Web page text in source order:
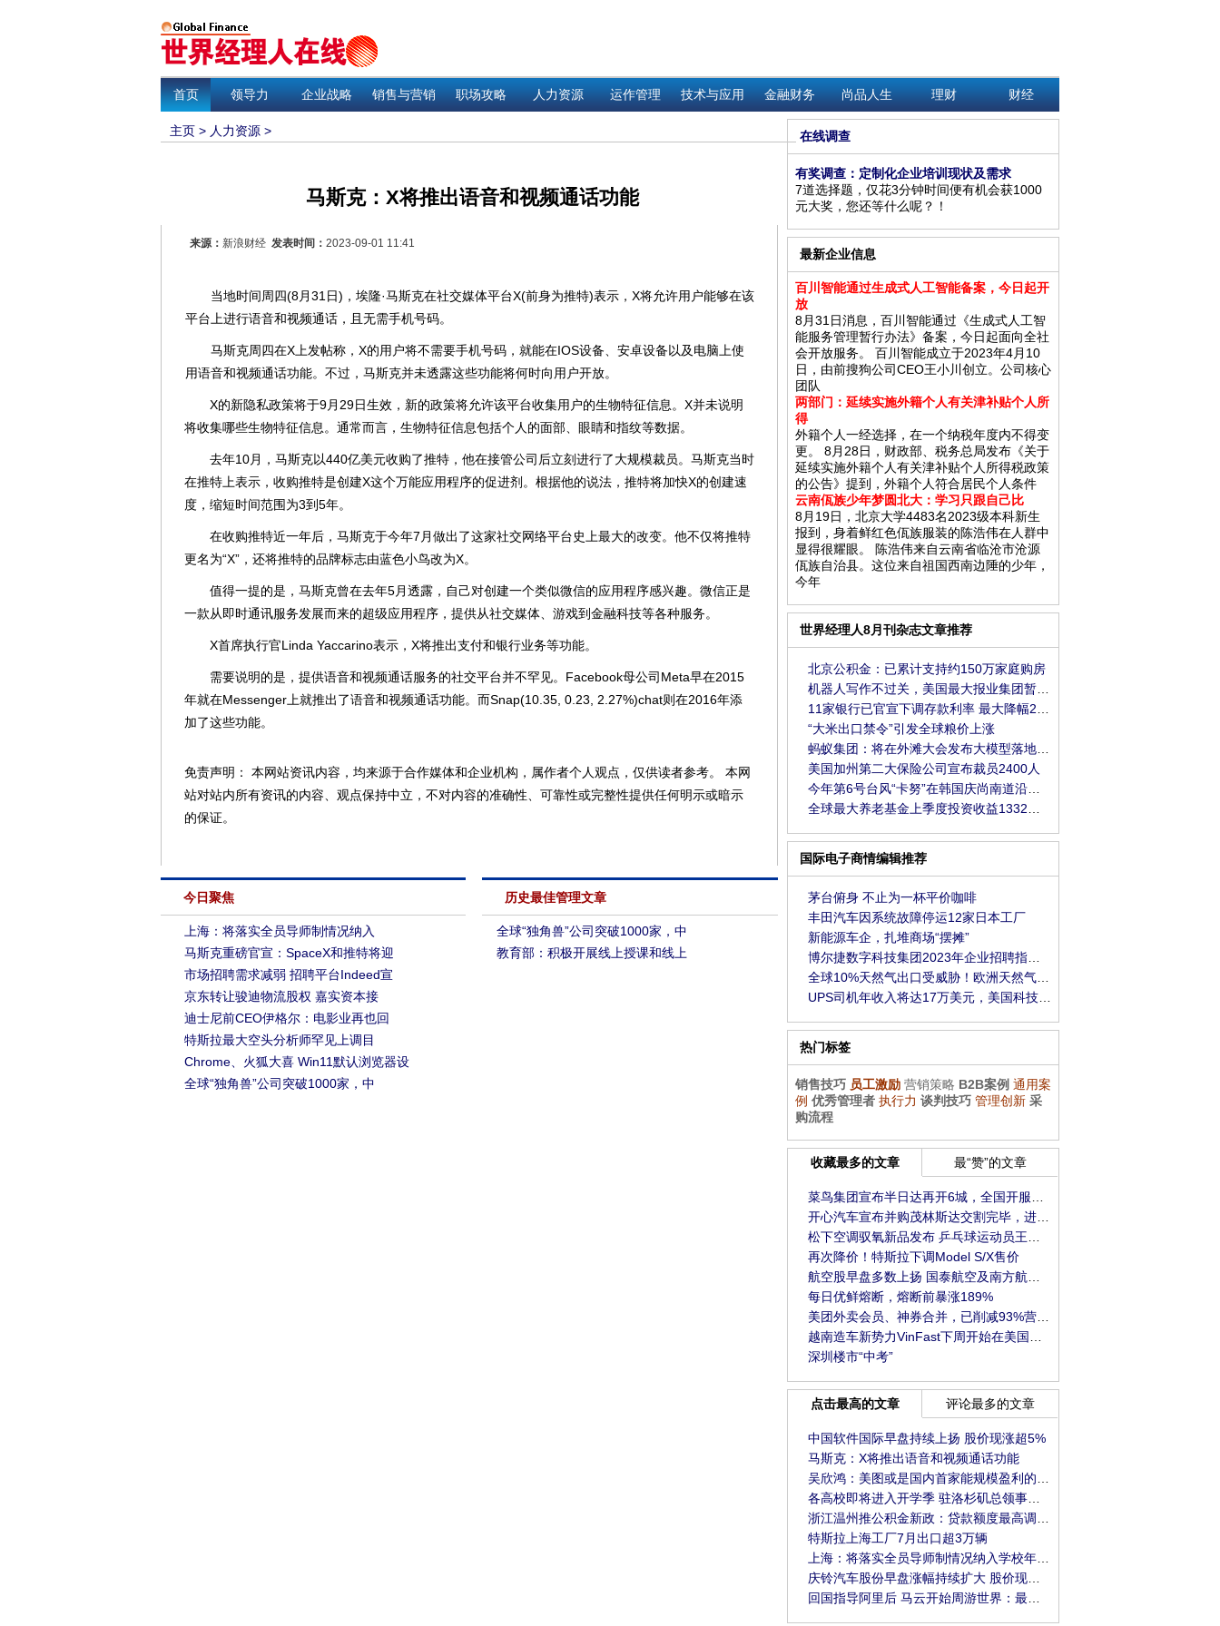
首页 领导力 企业战略 销售与营销 职场攻略 人力资源 运作管理 技术与应用 金融财务 尚品人生 理财 财经
主页 > 人力资源 >
马斯克：X将推出语音和视频通话功能
来源： 新浪财经 发表时间： 2023-09-01 11:41
当地时间周四(8月31日)，埃隆·马斯克在社交媒体平台X(前身为推特)表示，X将允许用户能够在该
平台上进行语音和视频通话，且无需手机号码。
马斯克周四在X上发帖称，X的用户将不需要手机号码，就能在IOS设备、安卓设备以及电脑上使
用语音和视频通话功能。不过，马斯克并未透露这些功能将何时向用户开放。
X的新隐私政策将于9月29日生效，新的政策将允许该平台收集用户的生物特征信息。X并未说明
将收集哪些生物特征信息。通常而言，生物特征信息包括个人的面部、眼睛和指纹等数据。
去年10月，马斯克以440亿美元收购了推特，他在接管公司后立刻进行了大规模裁员。马斯克当时
在推特上表示，收购推特是创建X这个万能应用程序的促进剂。根据他的说法，推特将加快X的创建速
度，缩短时间范围为3到5年。
在收购推特近一年后，马斯克于今年7月做出了这家社交网络平台史上最大的改变。他不仅将推特
更名为“X”，还将推特的品牌标志由蓝色小鸟改为X。
值得一提的是，马斯克曾在去年5月透露，自己对创建一个类似微信的应用程序感兴趣。微信正是
一款从即时通讯服务发展而来的超级应用程序，提供从社交媒体、游戏到金融科技等各种服务。
X首席执行官Linda Yaccarino表示，X将推出支付和银行业务等功能。
需要说明的是，提供语音和视频通话服务的社交平台并不罕见。Facebook母公司Meta早在2015
年就在Messenger上就推出了语音和视频通话功能。而Snap(10.35, 0.23, 2.27%)chat则在2016年添
加了这些功能。
免责声明： 本网站资讯内容，均来源于合作媒体和企业机构，属作者个人观点，仅供读者参考。 本网
站对站内所有资讯的内容、观点保持中立，不对内容的准确性、可靠性或完整性提供任何明示或暗示
的保证。
今日聚焦
上海：将落实全员导师制情况纳入
马斯克重磅官宣：SpaceX和推特将迎
市场招聘需求减弱 招聘平台Indeed宣
京东转让骏迪物流股权 嘉实资本接
迪士尼前CEO伊格尔：电影业再也回
特斯拉最大空头分析师罕见上调目
Chrome、火狐大喜 Win11默认浏览器设
全球“独角兽”公司突破1000家，中
历史最佳管理文章
全球“独角兽”公司突破1000家，中
教育部：积极开展线上授课和线上
在线调查
有奖调查：定制化企业培训现状及需求
7道选择题，仅花3分钟时间便有机会获1000
元大奖，您还等什么呢？！
最新企业信息
百川智能通过生成式人工智能备案，今日起开
放
8月31日消息，百川智能通过《生成式人工智
能服务管理暂行办法》备案，今日起面向全社
会开放服务。 百川智能成立于2023年4月10
日，由前搜狗公司CEO王小川创立。公司核心
团队
两部门：延续实施外籍个人有关津补贴个人所
得
外籍个人一经选择，在一个纳税年度内不得变
更。 8月28日，财政部、税务总局发布《关于
延续实施外籍个人有关津补贴个人所得税政策
的公告》提到，外籍个人符合居民个人条件
云南佤族少年梦圆北大：学习只跟自己比
8月19日，北京大学4483名2023级本科新生
报到，身着鲜红色佤族服装的陈浩伟在人群中
显得很耀眼。 陈浩伟来自云南省临沧市沧源
佤族自治县。这位来自祖国西南边陲的少年，
今年
世界经理人8月刊杂志文章推荐
北京公积金：已累计支持约150万家庭购房
“大米出口禁令”引发全球粮价上涨
美国加州第二大保险公司宣布裁员2400人
国际电子商情编辑推荐
茅台俯身 不止为一杯平价咖啡
丰田汽车因系统故障停运12家日本工厂
新能源车企，扎堆商场“摆摊”
热门标签
销售技巧 员工激励 营销策略 B2B案例 通用案
例 优秀管理者 执行力 谈判技巧 管理创新 采
购流程
收藏最多的文章 最“赞”的文章
再次降价！特斯拉下调Model S/X售价
每日优鲜熔断，熔断前暴涨189%
深圳楼市“中考”
点击最高的文章 评论最多的文章
中国软件国际早盘持续上扬 股价现涨超5%
马斯克：X将推出语音和视频通话功能
特斯拉上海工厂7月出口超3万辆